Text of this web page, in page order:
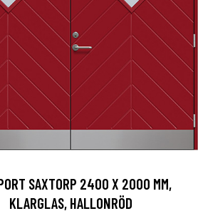
SAXTORP 2400 X 2000 MM,
KLARGLAS, HALLONRÖD